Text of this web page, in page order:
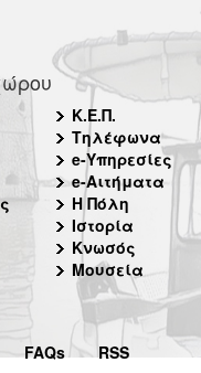
Κ.Ε.Π.
Τηλέφωνα
e-Υπηρεσίες
e-Αιτήματα
Η Πόλη
Ιστορία
Κνωσός
Μουσεία
FAQs RSS